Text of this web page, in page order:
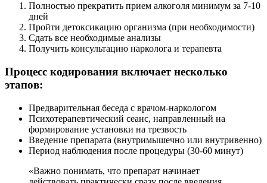
Полностью прекратить прием алкоголя минимум за 7-10
дней
Пройти детоксикацию организма (при необходимости)
Сдать все необходимые анализы
Получить консультацию нарколога и терапевта
Процесс кодирования включает несколько
этапов:
Предварительная беседа с врачом-наркологом
Психотерапевтический сеанс, направленный на
формирование установки на трезвость
Введение препарата (внутримышечно или внутривенно)
Период наблюдения после процедуры (30-60 минут)
«Важно понимать, что препарат начинает